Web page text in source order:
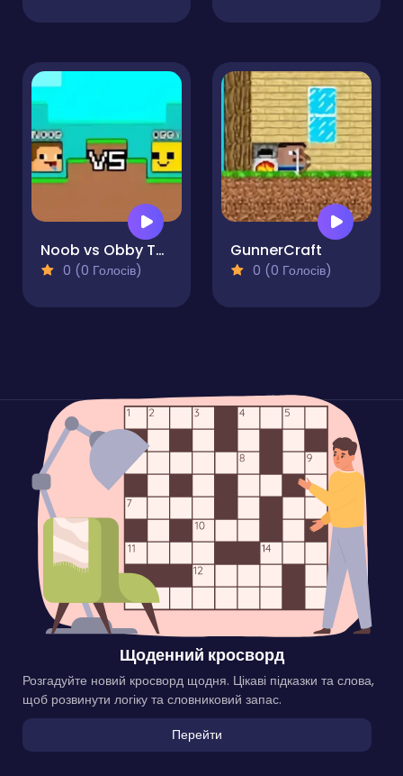
Noob vs Obby Two-Player
0 (0 Голосів)
GunnerCraft
0 (0 Голосів)
Щоденний кросворд
Розгадуйте новий кросворд щодня. Цікаві підказки та слова,
щоб розвинути логіку та словниковий запас.
Перейти